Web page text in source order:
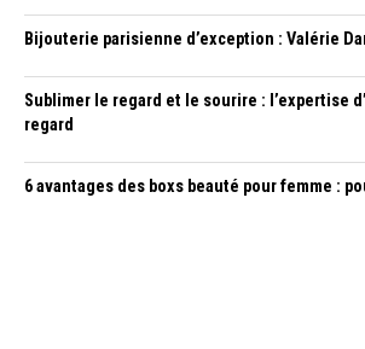
Bijouterie parisienne d’exception : Valérie
Sublimer le regard et le sourire : l’expertise
regard
6 avantages des boxs beauté pour femme :